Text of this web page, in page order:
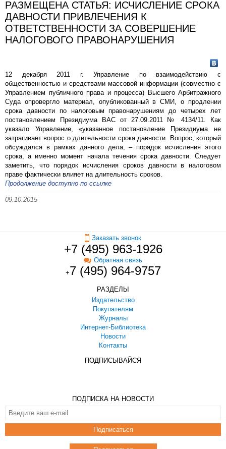
РАЗМЕЩЕНА СТАТЬЯ: ИСЧИСЛЕНИЕ СРОКА
ДАВНОСТИ ПРИВЛЕЧЕНИЯ К
ОТВЕТСТВЕННОСТИ ЗА СОВЕРШЕНИЕ
НАЛОГОВОГО ПРАВОНАРУШЕНИЯ
12 декабря 2011 г. Управление по взаимодействию с
общественностью и средствами массовой информации (совместно с
Управлением публичного права и процесса) Высшего Арбитражного
Суда опровергло материал, опубликованный в СМИ, о продлении
срока давности по налоговым правонарушениям до четырех лет
постановлением Президиума ВАС от 27.09.2011 № 4134/11. Как
указало Управление, «указанное постановление Президиума не
затрагивает вопрос о длительности срока давности. Вопрос, который
обсуждался в рамках данного дела, – порядок исчисления этого
срока, а именно момент начала течения срока давности. Следует
заметить, что порядок исчисления сроков давности в налоговом
праве фактически влияет на длительность сроков.
Продолжение доступно по ссылке
09.10.2015
Заказать звонок
+7 (495) 963-1926
Обратная связь
+7 (495) 964-9757
РАЗДЕЛЫ
Издательство
Покупателям
Журналы
Интернет-Библиотека
Новости
Контакты
ПОДПИСЫВАЙСЯ
ПОДПИСКА НА НОВОСТИ
Подписаться